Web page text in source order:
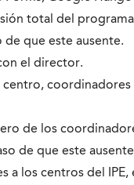
total del programa
de que este ausente.
el director.
de los
de que este
a los centros del IPE,